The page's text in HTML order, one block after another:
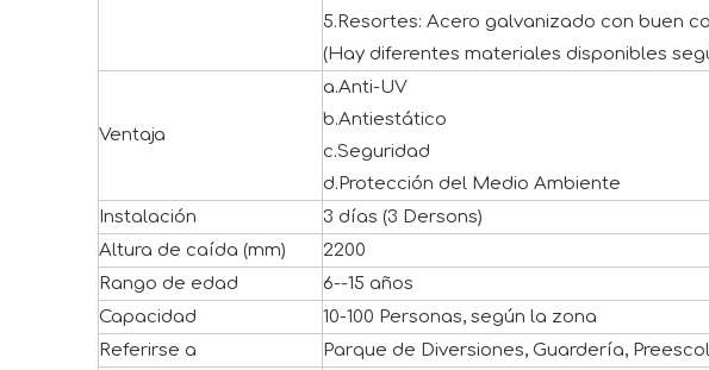
5.Resortes: Acero galvanizado con buen
(Hay diferentes materiales disponibles
Ventaja
a.Anti-UV
b.Antiestático
c.Seguridad
d.Protección del Medio Ambiente
Instalación
3 días (3 Dersons)
Altura de caída (mm)
2200
Rango de edad
6--15 años
Capacidad
10-100 Personas, según la zona
Referirse a
Parque de Diversiones, Guardería,